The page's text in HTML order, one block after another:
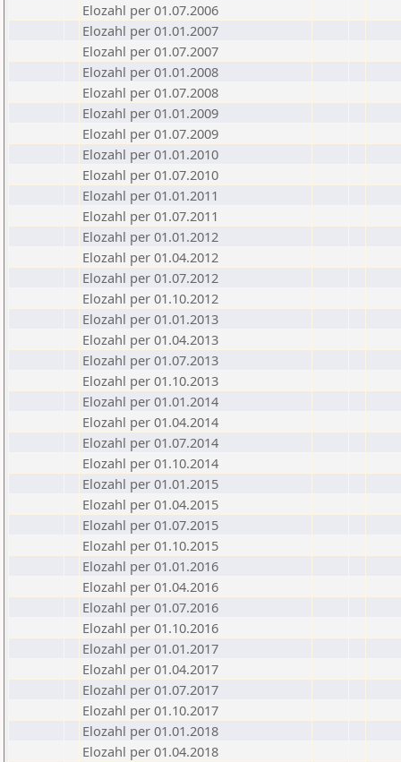
Elozahl per 01.07.2006
Elozahl per 01.01.2007
Elozahl per 01.07.2007
Elozahl per 01.01.2008
Elozahl per 01.07.2008
Elozahl per 01.01.2009
Elozahl per 01.07.2009
Elozahl per 01.01.2010
Elozahl per 01.07.2010
Elozahl per 01.01.2011
Elozahl per 01.07.2011
Elozahl per 01.01.2012
Elozahl per 01.04.2012
Elozahl per 01.07.2012
Elozahl per 01.10.2012
Elozahl per 01.01.2013
Elozahl per 01.04.2013
Elozahl per 01.07.2013
Elozahl per 01.10.2013
Elozahl per 01.01.2014
Elozahl per 01.04.2014
Elozahl per 01.07.2014
Elozahl per 01.10.2014
Elozahl per 01.01.2015
Elozahl per 01.04.2015
Elozahl per 01.07.2015
Elozahl per 01.10.2015
Elozahl per 01.01.2016
Elozahl per 01.04.2016
Elozahl per 01.07.2016
Elozahl per 01.10.2016
Elozahl per 01.01.2017
Elozahl per 01.04.2017
Elozahl per 01.07.2017
Elozahl per 01.10.2017
Elozahl per 01.01.2018
Elozahl per 01.04.2018